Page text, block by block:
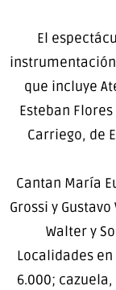
El
que incluye
Esteban
Carriego, de
Cantan María
Grossi y
Walter y
Localidades
6.000;